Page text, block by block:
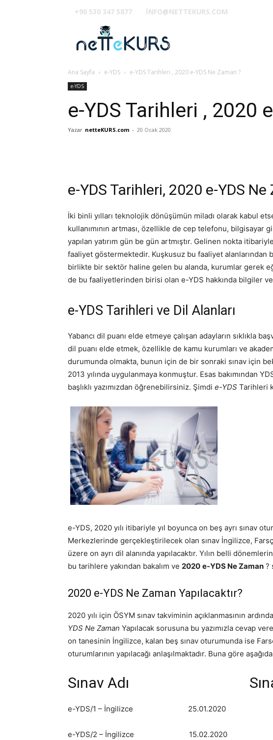
+90 530 347 5877 INFO@NETTEKURS.COM
Ana Sayfa e-YDS e-YDS Tarihleri , 2020 e-YDS Ne Zaman ?
e-YDS
e-YDS Tarihleri , 2020
Yazar netteKURS.com - 20 Ocak 2020
e-YDS Tarihleri, 2020 e-YDS Ne
İki binli yılları teknolojik dönüşümün miladı olarak kabul
kullanımının artması, özellikle de cep telefonu,
yapılan yatırım gün be gün artmıştır. Gelinen nokta
faaliyet göstermektedir. Kuşkusuz bu faaliyet alanlarından
birlikte bir sektör haline gelen bu alanda, kurumlar gerek
de bu faaliyetlerinden birisi olan e-YDS hakkında bilgiler
e-YDS Tarihleri ve Dil Alanları
Yabancı dil puanı elde etmeye çalışan adayların sıklıkla
dil puanı elde etmek, özellikle de kamu kurumları ve
durumunda olmakta, bunun için de bir sonraki sınav için
2013 yılında uygulanmaya konmuştur. Esas bakımından
başlıklı yazımızdan öğrenebilirsiniz. Şimdi e-YDS Tarihleri
e-YDS, 2020 yılı itibariyle yıl boyunca on beş ayrı sınav
Merkezlerinde gerçekleştirilecek olan sınav İngilizce,
üzere on ayrı dil alanında yapılacaktır. Yılın belli
bu tarihlere yakından bakalım ve 2020 e-YDS Ne Zaman ?
2020 e-YDS Ne Zaman Yapılacaktır?
2020 yılı için ÖSYM sınav takviminin açıklanmasının
YDS Ne Zaman Yapılacak sorusuna bu yazımızla cevap
on tanesinin İngilizce, kalan beş sınav oturumunda ise
oturumlarının yapılacağı anlaşılmaktadır. Buna göre
Sınav Adı
e-YDS/1 – İngilizce 25.01.2020 02 –
e-YDS/2 – İngilizce 15.02.2020 17